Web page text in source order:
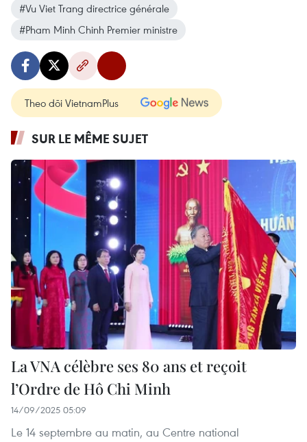
#Vu Viet Trang directrice générale
#Pham Minh Chinh Premier ministre
Theo dõi VietnamPlus
SUR LE MÊME SUJET
La VNA célèbre ses 80 ans et reçoit
l’Ordre de Hô Chi Minh
14/09/2025 05:09
Le 14 septembre au matin, au Centre national